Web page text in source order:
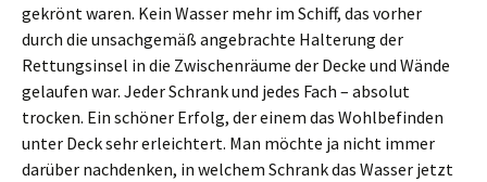
gekrönt waren. Kein Wasser mehr im Schiff, das vorher
durch die unsachgemäß angebrachte Halterung der
Rettungsinsel in die Zwischenräume der Decke und Wände
gelaufen war. Jeder Schrank und jedes Fach – absolut
trocken. Ein schöner Erfolg, der einem das Wohlbefinden
unter Deck sehr erleichtert. Man möchte ja nicht immer
darüber nachdenken, in welchem Schrank das Wasser jetzt